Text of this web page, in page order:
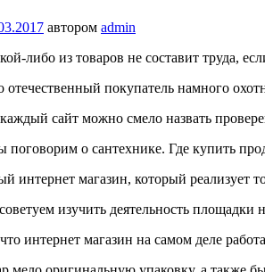
автором admin
либо из товаров не составит труда,
отечественный покупатель намного
сайт можно смело назвать
поговорим о сантехнике. Где купить
интернет магазин, который реализует
изучить деятельность
интернет магазин на самом деле